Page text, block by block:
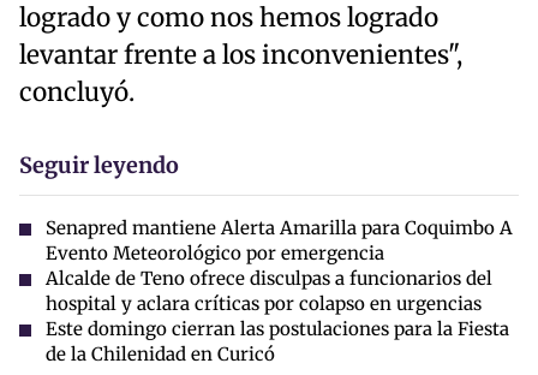
logrado y como nos hemos logrado
levantar frente a los inconvenientes",
concluyó.
Seguir leyendo
Senapred mantiene Alerta Amarilla para Coquimbo A
Evento Meteorológico por emergencia
Alcalde de Teno ofrece disculpas a funcionarios del
hospital y aclara críticas por colapso en urgencias
Este domingo cierran las postulaciones para la Fiesta
de la Chilenidad en Curicó